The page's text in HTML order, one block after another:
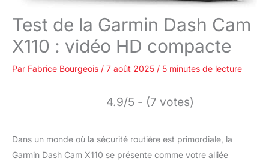
Test de la Garmin Dash Cam
X110 : vidéo HD compacte
Par Fabrice Bourgeois / 7 août 2025 / 5 minutes de lecture
4.9/5 - (7 votes)
Dans un monde où la sécurité routière est primordiale, la
Garmin Dash Cam X110 se présente comme votre alliée